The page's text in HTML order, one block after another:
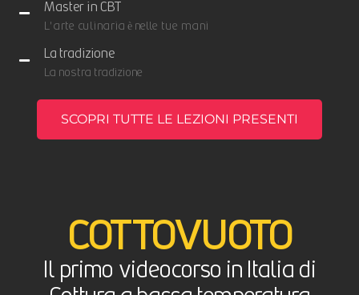
Master in CBT
L'arte culinaria è nelle tue mani
La tradizione
La nostra tradizione
SCOPRI TUTTE LE LEZIONI PRESENTI
COTTOVUOTO
Il primo videocorso in Italia di